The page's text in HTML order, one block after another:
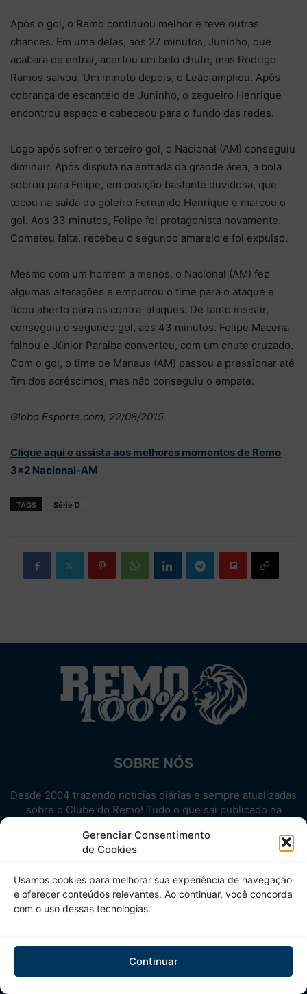
Gerenciar Consentimento
de Cookies
Usamos cookies para melhorar sua experiência de navegação
e oferecer conteúdos relevantes. Ao continuar, você concorda
com o uso dessas tecnologias.
Continuar
Após o gol, o Remo continuou melhor e teve outras
chances. Em uma delas, aos 27 minutos, Juninho, que
acabara de entrar, acertou um belo chute, mas Rodrigo
Ramos salvou. Um minuto depois, o Leão ampliou. Após
cobrança de escanteio de Juninho, o zagueiro Henrique
encontrou espaço e cabeceou para o fundo das redes.
Logo após sofrer o terceiro gol, o Nacional (AM) conseguiu
diminuir. Após disputa na entrada da grande área, a bola
sobrou para Felipe, em posição bastante duvidosa, que
tocou na saída do goleiro Fernando Henrique e marcou o
gol. Aos 33 minutos, Felipe foi protagonista novamente.
Cometeu falta, recebeu o segundo amarelo e foi expulso.
Mesmo com um homem a menos, o Nacional (AM) fez
algumas alterações e empurrou o time para o ataque e
ficou aberto para os contra-ataques. De tanto insistir,
conseguiu o segundo gol, aos 43 minutos. Felipe Macena
falhou e Júnior Paraíba converteu, com um chute cruzado.
Com o gol, o time de Manaus (AM) passou a pressionar até
fim dos acréscimos, mas não conseguiu o empate.
Globo Esporte.com, 22/08/2015
Clique aqui e assista aos melhores momentos de Remo
3×2 Nacional-AM
TAGS Série D
SOBRE NÓS
Desde 2004 trazendo notícias diárias e sempre atualizadas
sobre o Clube do Remo! Tudo o que sai publicado na
Aproveite! Site não-oficial.
SIGA-NOS